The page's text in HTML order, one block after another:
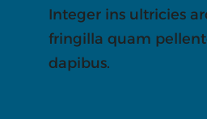
Integer ins ultricies
fringilla quam
dapibus.